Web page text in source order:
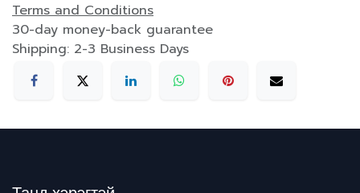
Terms and Conditions
30-day money-back guarantee
Shipping: 2-3 Business Days